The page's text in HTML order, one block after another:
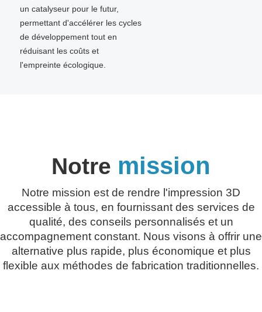
un catalyseur pour le futur,
permettant d'accélérer les cycles
de développement tout en
réduisant les coûts et
l'empreinte écologique.
Notre mission
Notre mission est de rendre l'impression 3D
accessible à tous, en fournissant des services de
qualité, des conseils personnalisés et un
accompagnement constant. Nous visons à offrir une
alternative plus rapide, plus économique et plus
flexible aux méthodes de fabrication traditionnelles.